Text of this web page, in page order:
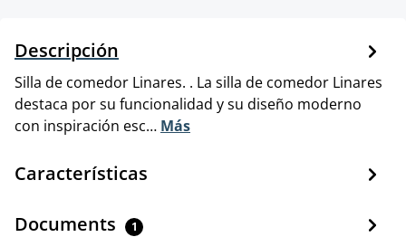
Descripción
Silla de comedor Linares. . La silla de comedor Linares
destaca por su funcionalidad y su diseño moderno
con inspiración esc… Más
Características
Documents 1